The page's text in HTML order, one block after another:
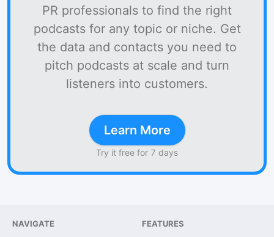
PR professionals to find the right
podcasts for any topic or niche. Get
the data and contacts you need to
pitch podcasts at scale and turn
listeners into customers.
Learn More
Try it free for 7 days
NAVIGATE FEATURES